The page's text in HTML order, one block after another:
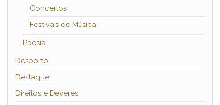
Concertos
Festivais de Música
Poesia
Desporto
Destaque
Direitos e Deveres